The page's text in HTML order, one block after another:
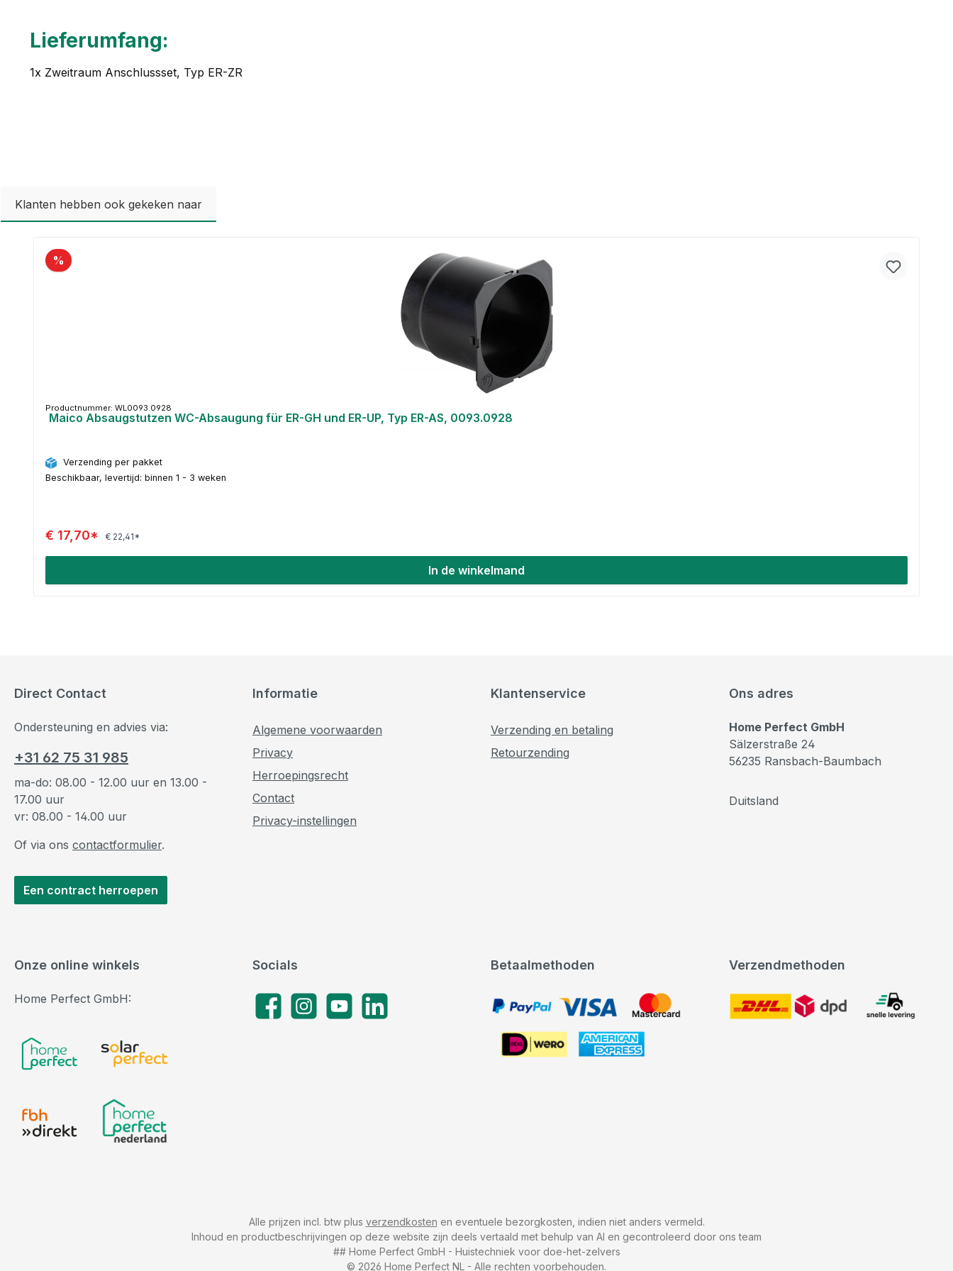
Lieferumfang:
1x Zweitraum Anschlussset, Typ ER-ZR
Klanten hebben ook gekeken naar
%
Productnummer: WL0093.0928
Maico Absaugstutzen WC-Absaugung für ER-GH und ER-UP, Typ ER-AS, 0093.0928
Verzending per pakket
Beschikbaar, levertijd: binnen 1 - 3 weken
€ 17,70* € 22,41*
In de winkelmand
Direct Contact
Ondersteuning en advies via:
+31 62 75 31 985
ma-do: 08.00 - 12.00 uur en 13.00 -
17.00 uur
vr: 08.00 - 14.00 uur
Of via ons contactformulier.
Een contract herroepen
Informatie
Algemene voorwaarden
Privacy
Herroepingsrecht
Contact
Privacy-instellingen
Klantenservice
Verzending en betaling
Retourzending
Betaalmethoden
PayPal, VISA, Mastercard
Verzendmethoden
Ons adres
Home Perfect GmbH
Sälzerstraße 24
56235 Ransbach-Baumbach
Duitsland
Socials
FacebookInstagramYouTubeLinkedIn
Onze online winkels
Home Perfect GmbH:
Alle prijzen incl. btw plus verzendkosten en eventuele bezorgkosten, indien niet anders vermeld.
Inhoud en productbeschrijvingen op deze website zijn deels vertaald met behulp van AI en gecontroleerd door ons team
## Home Perfect GmbH - Huistechniek voor doe-het-zelvers
© 2026 Home Perfect NL - Alle rechten voorbehouden.